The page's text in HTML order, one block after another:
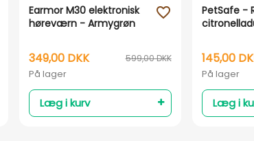
Earmor M30 elektronisk
høreværn - Armygrøn
599,00 DKK
349,00 DKK
På lager
Læg i kurv
favorite_outline
PetSafe -
145,00
På lager
Læg i